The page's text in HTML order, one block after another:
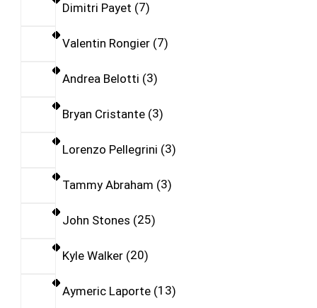
Dimitri Payet 7
Valentin Rongier 7
Andrea Belotti 3
Bryan Cristante 3
Lorenzo Pellegrini 3
Tammy Abraham 3
John Stones 25
Kyle Walker 20
Aymeric Laporte 13